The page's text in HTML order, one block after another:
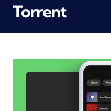
Torrent